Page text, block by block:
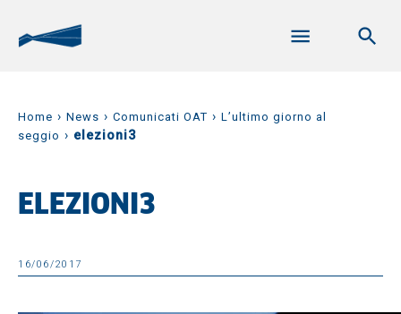
Home › News › Comunicati OAT › L’ultimo giorno al
seggio › elezioni3
ELEZIONI3
16/06/2017